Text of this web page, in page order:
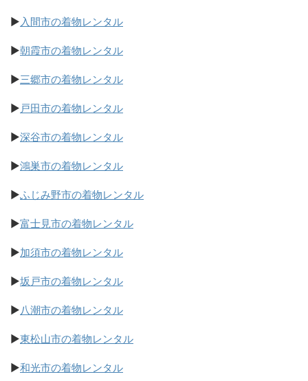
▶入間市の着物レンタル
▶朝霞市の着物レンタル
▶三郷市の着物レンタル
▶戸田市の着物レンタル
▶深谷市の着物レンタル
▶鴻巣市の着物レンタル
▶ふじみ野市の着物レンタル
▶富士見市の着物レンタル
▶加須市の着物レンタル
▶坂戸市の着物レンタル
▶八潮市の着物レンタル
▶東松山市の着物レンタル
▶和光市の着物レンタル